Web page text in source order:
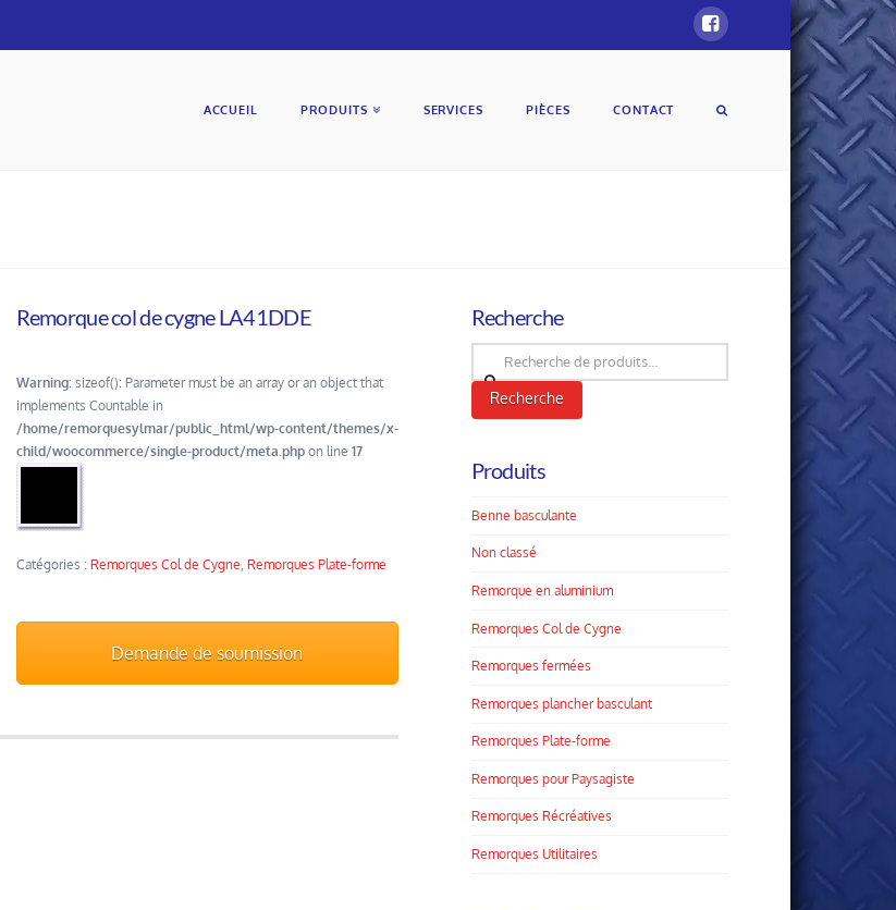
ACCUEIL PRODUITS SERVICES PIÈCES CONTACT
Remorque col de cygne LA41DDE
Warning: sizeof(): Parameter must be an array or an object that
implements Countable in
/home/remorquesylmar/public_html/wp-content/themes/x-
child/woocommerce/single-product/meta.phpon line 17
Catégories : Remorques Col de Cygne, Remorques Plate­-forme
Demande de soumission
Recherche
Recherche
pour :
Recherche
Produits
Benne basculante
Non classé
Remorque en aluminium
Remorques Col de Cygne
Remorques fermées
Remorques plancher basculant
Remorques Plate­-forme
Remorques pour Paysagiste
Remorques Récréatives
Remorques Utilitaires